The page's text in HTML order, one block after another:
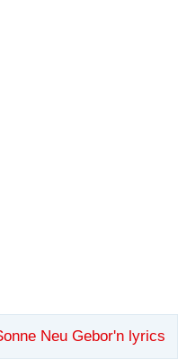
Neu Gebor'n lyrics